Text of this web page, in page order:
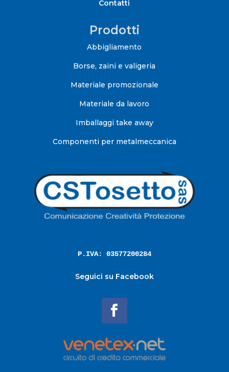
Contatti
Prodotti
Abbigliamento
Borse, zaini e valigeria
Materiale promozionale
Materiale da lavoro
Imballaggi take away
Componenti per metalmeccanica
P.IVA: 03577200284
Seguici su Facebook